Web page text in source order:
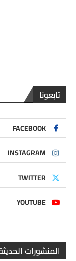
تابعونا
FACEBOOK
INSTAGRAM
TWITTER
YOUTUBE
المنشورات